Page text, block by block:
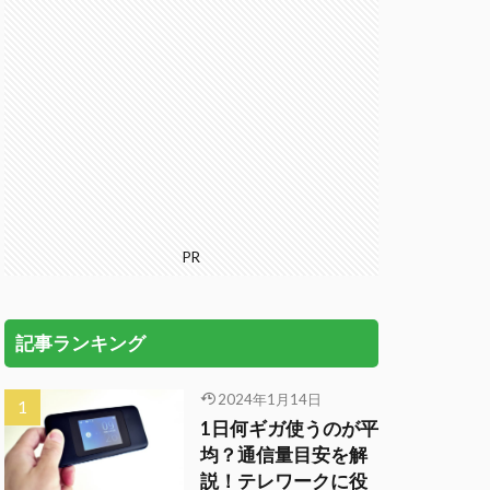
PR
記事ランキング
2024年1月14日
1日何ギガ使うのが平
均？通信量目安を解
説！テレワークに役